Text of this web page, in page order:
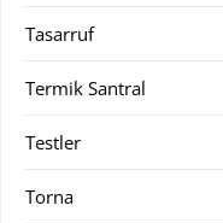
Tasarruf
Termik Santral
Testler
Torna